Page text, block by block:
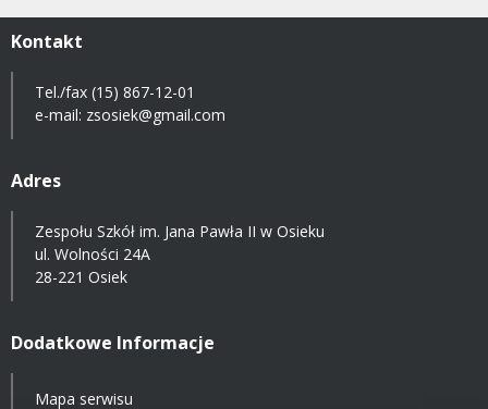
Kontakt
Tel./fax (15) 867-12-01
e-mail: zsosiek@gmail.com
Adres
Zespołu Szkół im. Jana Pawła II w Osieku
ul. Wolności 24A
28-221 Osiek
Dodatkowe Informacje
Mapa serwisu